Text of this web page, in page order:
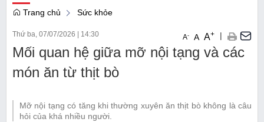
Trang chủ Sức khỏe
Thứ ba, 07/07/2026 14:30 A- A A+ |
Mối quan hệ giữa mỡ nội tạng và các
món ăn từ thịt bò
Mỡ nội tạng có tăng khi thường xuyên ăn thịt bò không là câu
hỏi của khá nhiều người.